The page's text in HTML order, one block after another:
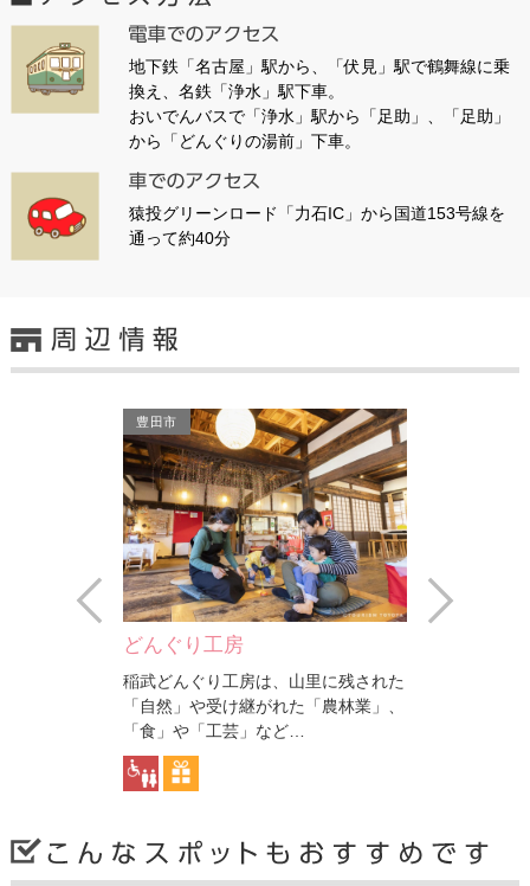
地下鉄「名古屋」駅から、「伏見」駅で鶴舞線に乗
換え、名鉄「浄水」駅下車。
おいでんバスで「浄水」駅から「足助」、「足助」
から「どんぐりの湯前」下車。
猿投グリーンロード「力石IC」から国道153号線を
通って約40分
豊田市
どんぐり横丁【仮設店舗に…
地元の農産物を使ったオリジナル商品
が豊富に揃っていて、とくにお米の粉
入りぱんは売り切れ続出…
Prev